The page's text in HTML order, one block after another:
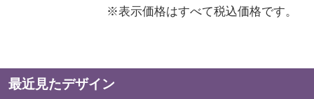
※表示価格はすべて税込価格です。
最近見たデザイン